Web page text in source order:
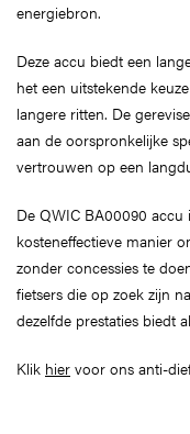
energiebron.
Deze accu biedt een
het een uitstekende
langere ritten. De
aan de oorspronkelijke
vertrouwen op een
De QWIC BA00090
kosteneffectieve manier
zonder concessies te
fietsers die op zoek zijn
dezelfde prestaties biedt
Klik hier voor ons anti-